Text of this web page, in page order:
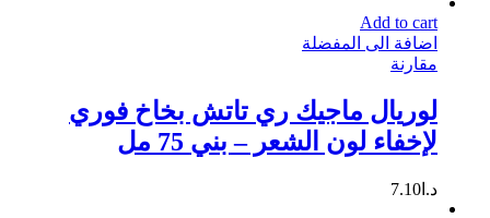
Add to cart
اضافة الى المفضلة
مقارنة
لوريال ماجيك ري تاتش بخاخ فوري
لإخفاء لون الشعر – بني 75 مل
د.ا 7.10